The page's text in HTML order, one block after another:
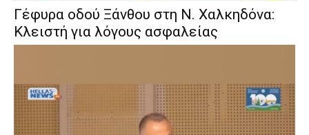
Γέφυρα οδού Ξάνθου στη Ν. Χαλκηδόνα:
Κλειστή για λόγους ασφαλείας